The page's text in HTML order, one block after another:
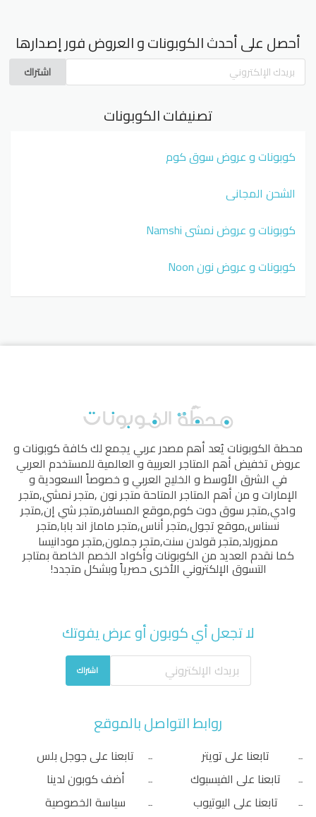
أحصل على أحدث الكوبونات و العروض فور إصدارها
اشتراك
تصنيفات الكوبونات
كوبونات و عروض سوق كوم
الشحن المجاني
كوبونات و عروض نمشي Namshi
كوبونات و عروض نون Noon
محطة الكوبوناتيُعد أهم مصدر عربي يجمع لك كافة كوبونات و
عروض تخفيض أهم المتاجر العربية و العالمية للمستخدم العربي
في الشرق الأوسط و الخليج العربي و خصوصاً السعودية و
الإمارات و من أهم المتاجر المتاحةمتجر نون,متجر نمشي,متجر
وادي,متجر سوق دوت كوم,موقع المسافر,متجر شي إن,متجر
نسناس,موقع تجول,متجر أناس,متجر ماماز اند بابا,متجر
ممزورلد,متجر قولدن سنت,متجر جملون,متجر مودانيسا
كما نقدم العديد من الكوبونات وأكواد الخصم الخاصة بمتاجر
التسوق الإلكتروني الأخرى حصرياً وبشكل متجدد!
لا تجعل أي كوبون أو عرض يفوتك
اشتراك
روابط التواصل بالموقع
تابعنا على تويتر
تابعنا على الفيسبوك
تابعنا على اليوتيوب
تابعنا على جوجل بلس
أضف كوبون لدينا
سياسة الخصوصية